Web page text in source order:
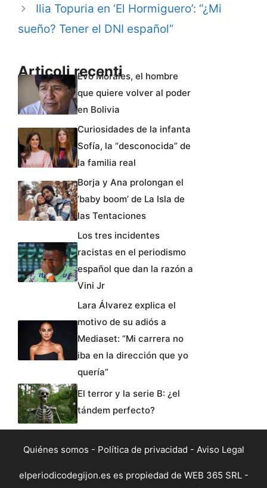
Ilia Topuria en ‘El Hormiguero’: “¿Mi
sueño? Tener el DNI español”
Articoli recentiEvo Morales, el hombre
que quiere volver al poder
en Bolivia
Curiosidades de la infanta
Sofía, la “desconocida” de
la familia real
Borja y Ana prolongan el
‘baby boom’ de La Isla de
las Tentaciones
Los tres incidentes
racistas en el periodismo
español que dan la razón a
Vini Jr
Lara Álvarez explica el
motivo de su adiós a
Mediaset: “Mi carrera no
iba en la dirección que yo
quería”
El terror y la serie B: ¿el
tándem perfecto?
Quiénes somos - Política de privacidad - Aviso Legal
elperiodicodegijon.es es propiedad de WEB 365 SRL -